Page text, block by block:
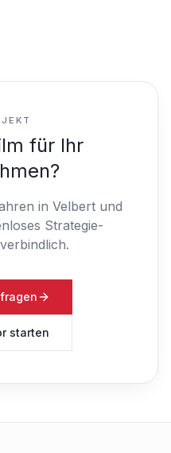
für Ihr
in Velbert und
Strategie-
starten